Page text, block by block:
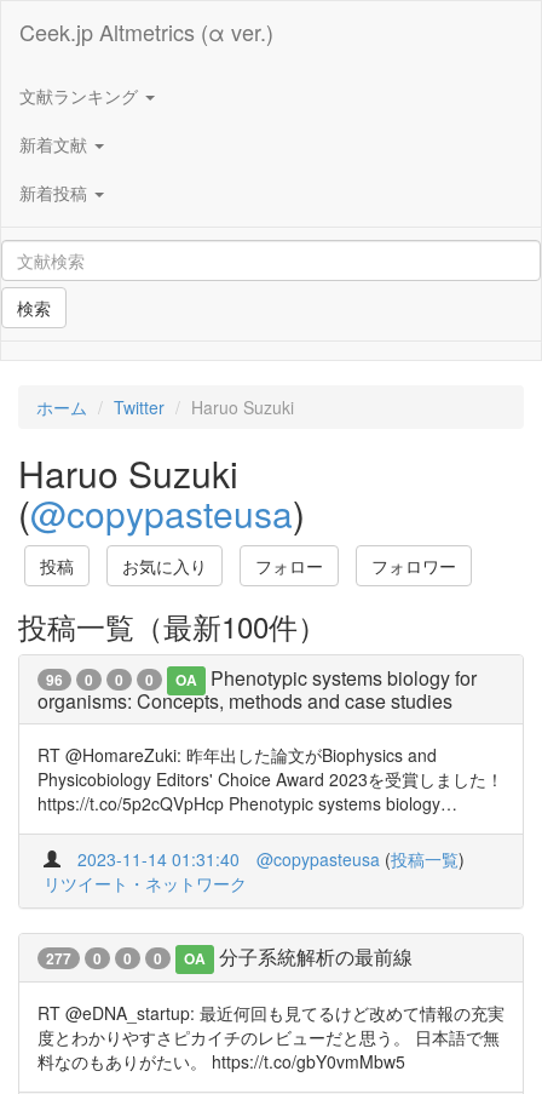
Ceek.jp Altmetrics (α ver.)
文献ランキング
新着文献
新着投稿
検索
ホーム Twitter Haruo Suzuki
Haruo Suzuki
(@copypasteusa)
投稿 お気に入り フォロー フォロワー
投稿一覧（最新100件）
96 0 0 0 OA
Phenotypic systems biology for
organisms: Concepts, methods and case studies
RT @HomareZuki: 昨年出した論文がBiophysics and
Physicobiology Editors' Choice Award 2023を受賞しました！
https://t.co/5p2cQVpHcp Phenotypic systems biology…
2023-11-14 01:31:40 @copypasteusa (投稿一覧)
リツイート・ネットワーク
277 0 0 0 OA 分子系統解析の最前線
RT @eDNA_startup: 最近何回も見てるけど改めて情報の充実
度とわかりやすさピカイチのレビューだと思う。 日本語で無
料なのもありがたい。 https://t.co/gbY0vmMbw5